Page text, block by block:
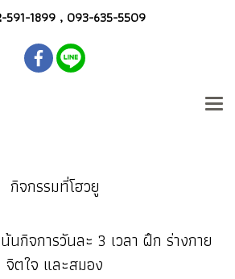
591-1899 , 093-635-5509
กิจกรรมที่โฮวยู
น้นกิจการวันละ 3 เวลา ฝึก ร่างกาย
จิตใจ และสมอง